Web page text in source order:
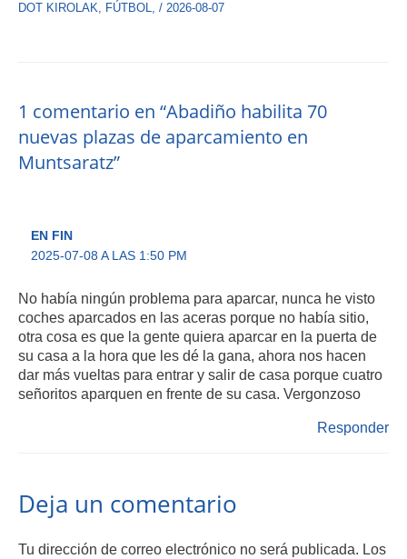
DOT KIROLAK, FÚTBOL, / 2026-08-07
1 comentario en “Abadiño habilita 70
nuevas plazas de aparcamiento en
Muntsaratz”
EN FIN
2025-07-08 A LAS 1:50 PM
No había ningún problema para aparcar, nunca he visto
coches aparcados en las aceras porque no había sitio,
otra cosa es que la gente quiera aparcar en la puerta de
su casa a la hora que les dé la gana, ahora nos hacen
dar más vueltas para entrar y salir de casa porque cuatro
señoritos aparquen en frente de su casa. Vergonzoso
Responder
Deja un comentario
Tu dirección de correo electrónico no será publicada. Los